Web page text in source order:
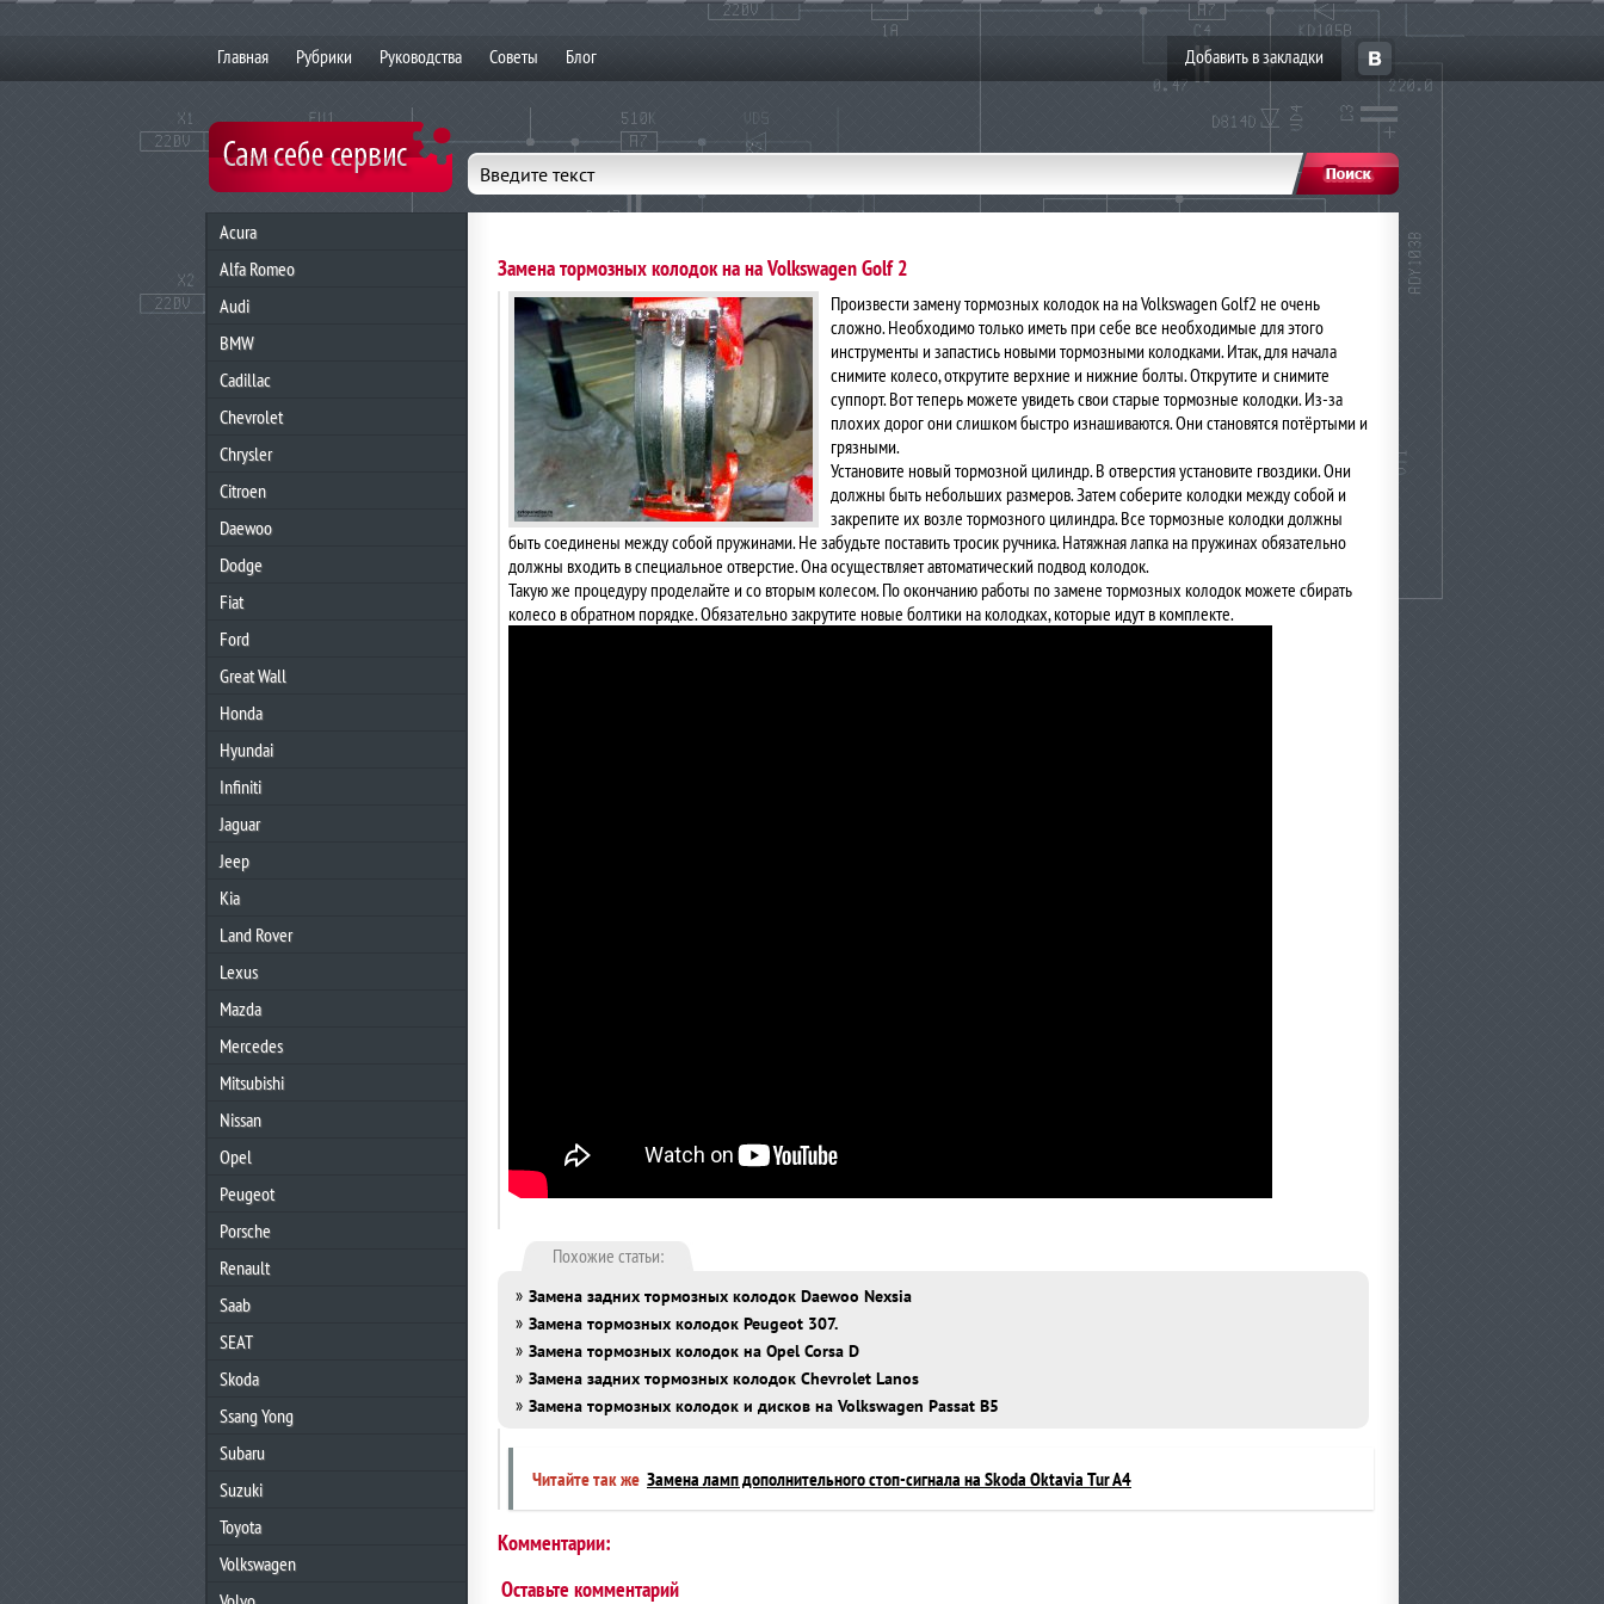
Главная Рубрики Руководства Советы Блог Добавить в закладки
Acura
Alfa Romeo
Audi
BMW
Cadillac
Chevrolet
Chrysler
Citroen
Daewoo
Dodge
Fiat
Ford
Great Wall
Honda
Hyundai
Infiniti
Jaguar
Jeep
Kia
Land Rover
Lexus
Mazda
Mercedes
Mitsubishi
Nissan
Opel
Peugeot
Porsche
Renault
Saab
SEAT
Skoda
Ssang Yong
Subaru
Suzuki
Toyota
Volkswagen
Введите текст
Замена тормозных колодок на на Volkswagen Golf 2
Произвести замену тормозных колодок на на Volkswagen Golf2 не очень
сложно. Необходимо только иметь при себе все необходимые для этого
инструменты и запастись новыми тормозными колодками. Итак, для начала
снимите колесо, открутите верхние и нижние болты. Открутите и снимите
суппорт. Вот теперь можете увидеть свои старые тормозные колодки. Из-за
плохих дорог они слишком быстро изнашиваются. Они становятся потёртыми и
грязными.
Установите новый тормозной цилиндр. В отверстия установите гвоздики. Они
должны быть небольших размеров. Затем соберите колодки между собой и
закрепите их возле тормозного цилиндра. Все тормозные колодки должны
быть соединены между собой пружинами. Не забудьте поставить тросик ручника. Натяжная лапка на пружинах обязательно
должны входить в специальное отверстие. Она осуществляет автоматический подвод колодок.
Такую же процедуру проделайте и со вторым колесом. По окончанию работы по замене тормозных колодок можете сбирать
колесо в обратном порядке. Обязательно закрутите новые болтики на колодках, которые идут в комплекте.
Похожие статьи:
» Замена задних тормозных колодок Daewoo Nexsia
» Замена тормозных колодок Peugeot 307.
» Замена тормозных колодок на Opel Corsa D
» Замена задних тормозных колодок Chevrolet Lanos
» Замена тормозных колодок и дисков на Volkswagen Passat B5
Читайте так же Замена ламп дополнительного стоп-сигнала на Skoda Oktavia Tur A4
Комментарии:
Оставьте комментарий